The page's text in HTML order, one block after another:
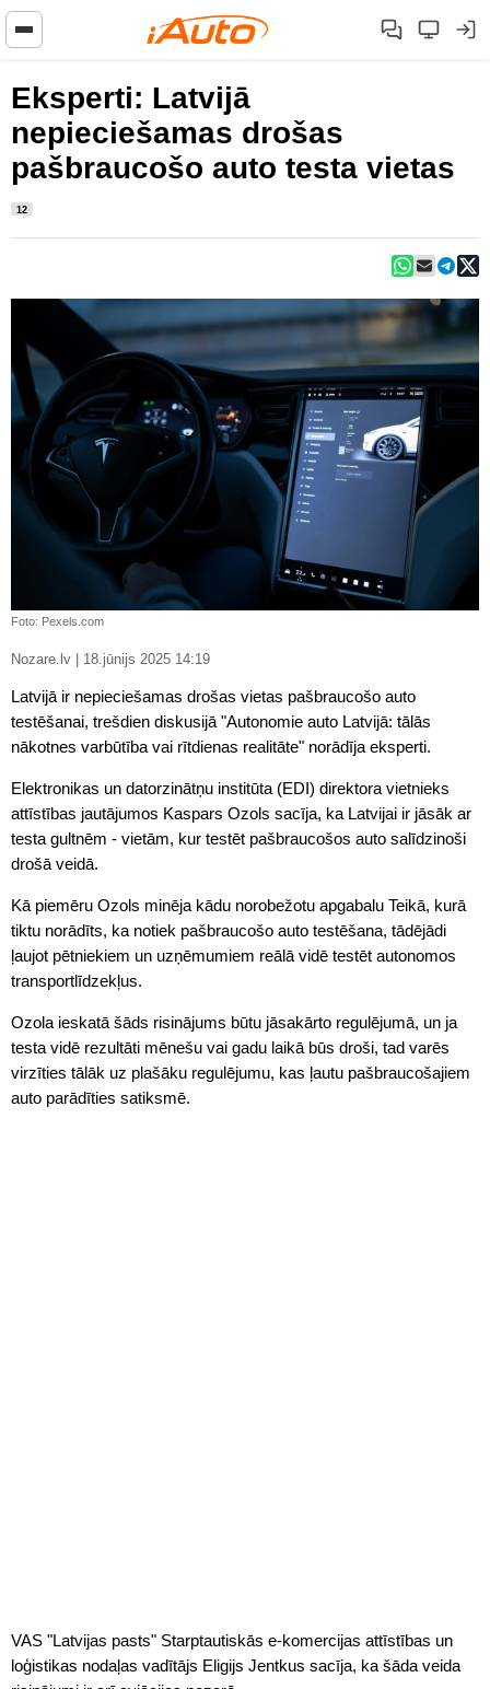
Eksperti: Latvijā
nepieciešamas drošas
pašbraucošo auto testa vietas
12
Foto: Pexels.com
Nozare.lv | 18.jūnijs 2025 14:19
Latvijā ir nepieciešamas drošas vietas pašbraucošo auto
testēšanai, trešdien diskusijā "Autonomie auto Latvijā: tālās
nākotnes varbūtība vai rītdienas realitāte" norādīja eksperti.
Elektronikas un datorzinātņu institūta (EDI) direktora vietnieks
attīstības jautājumos Kaspars Ozols sacīja, ka Latvijai ir jāsāk ar
testa gultnēm - vietām, kur testēt pašbraucošos auto salīdzinoši
drošā veidā.
Kā piemēru Ozols minēja kādu norobežotu apgabalu Teikā, kurā
tiktu norādīts, ka notiek pašbraucošo auto testēšana, tādējādi
ļaujot pētniekiem un uzņēmumiem reālā vidē testēt autonomos
transportlīdzekļus.
Ozola ieskatā šāds risinājums būtu jāsakārto regulējumā, un ja
testa vidē rezultāti mēnešu vai gadu laikā būs droši, tad varēs
virzīties tālāk uz plašāku regulējumu, kas ļautu pašbraucošajiem
auto parādīties satiksmē.
VAS "Latvijas pasts" Starptautiskās e-komercijas attīstības un
loģistikas nodaļas vadītājs Eligijs Jentkus sacīja, ka šāda veida